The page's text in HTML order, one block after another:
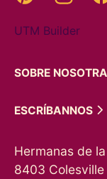
UTM Builder
SOBRE
ESCRÍBANNOS
Hermanas de
8403